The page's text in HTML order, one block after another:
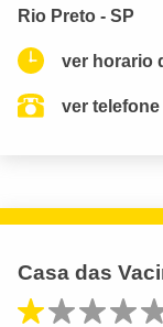
Rio Preto - SP
ver horario
ver telefone
Casa das